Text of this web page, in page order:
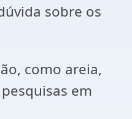
sobre os
como areia,
em